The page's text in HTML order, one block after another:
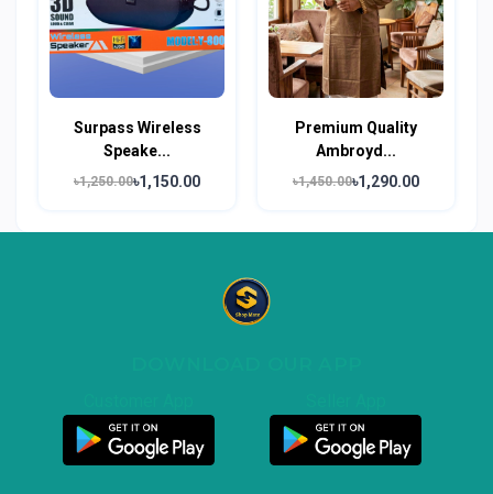
Surpass Wireless
Speake...
৳1,250.00৳1,150.00
Premium Quality
Ambroyd...
৳1,450.00৳1,290.00